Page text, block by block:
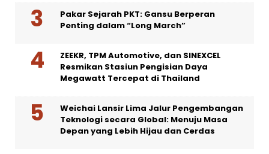
Pakar Sejarah PKT: Gansu Berperan
Penting dalam “Long March”
ZEEKR, TPM Automotive, dan SINEXCEL
Resmikan Stasiun Pengisian Daya
Megawatt Tercepat di Thailand
Weichai Lansir Lima Jalur Pengembangan
Teknologi secara Global: Menuju Masa
Depan yang Lebih Hijau dan Cerdas